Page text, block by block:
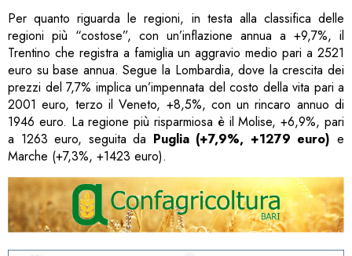
Per quanto riguarda le regioni, in testa alla classifica delle
regioni più “costose”, con un’inflazione annua a +9,7%, il
Trentino che registra a famiglia un aggravio medio pari a 2521
euro su base annua. Segue la Lombardia, dove la crescita dei
prezzi del 7,7% implica un’impennata del costo della vita pari a
2001 euro, terzo il Veneto, +8,5%, con un rincaro annuo di
1946 euro. La regione più risparmiosa è il Molise, +6,9%, pari
a 1263 euro, seguita da Puglia (+7,9%, +1279 euro) e
Marche (+7,3%, +1423 euro).